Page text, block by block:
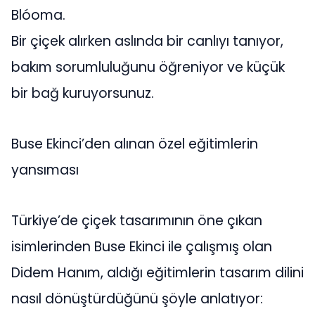
Blóoma.
Bir çiçek alırken aslında bir canlıyı tanıyor,
bakım sorumluluğunu öğreniyor ve küçük
bir bağ kuruyorsunuz.
Buse Ekinci’den alınan özel eğitimlerin
yansıması
Türkiye’de çiçek tasarımının öne çıkan
isimlerinden Buse Ekinci ile çalışmış olan
Didem Hanım, aldığı eğitimlerin tasarım dilini
nasıl dönüştürdüğünü şöyle anlatıyor: